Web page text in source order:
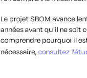
Le projet SBOM avance
années avant qu'il ne soit
comprendre pourquoi il
nécessaire, consultez